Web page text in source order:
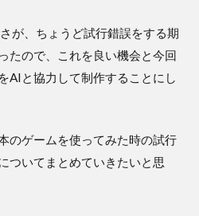
が、ちょうど試行錯誤をする期
たので、これを良い機会と今回
AIと協力して制作することにし
のゲームを使ってみた時の試行
ついてまとめていきたいと思